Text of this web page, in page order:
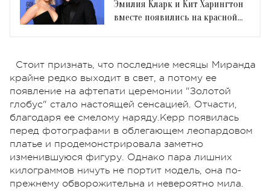
Эмилия Кларк и Кит Харингтон
вместе появились на красной
Стоит признать, что последние месяцы Миранда
крайне редко выходит в свет, а потому ее
появление на афтепати церемонии "Золотой
глобус" стало настоящей сенсацией. Отчасти,
благодаря ее смелому наряду.Керр появилась
перед фотографами в облегающем леопардовом
платье и продемонстрировала заметно
изменившуюся фигуру. Однако пара лишних
килограммов ничуть не портит модель, она по-
прежнему обворожительна и невероятно мила.